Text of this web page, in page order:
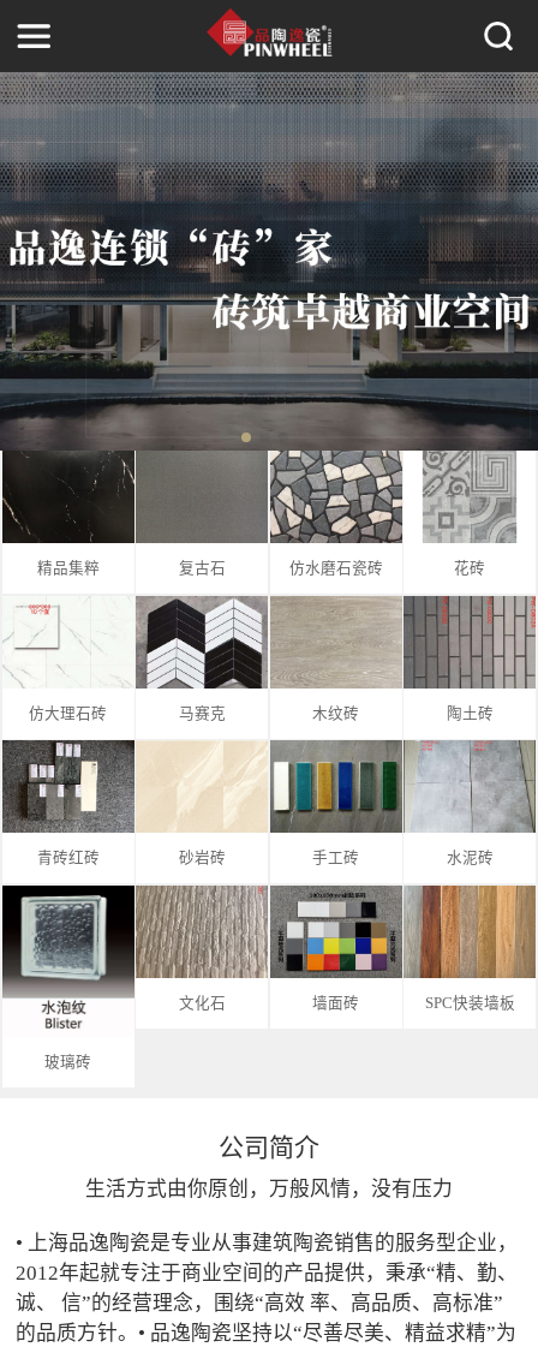
精品集粹 复古石 仿水磨石瓷砖 花砖
仿大理石砖 马赛克 木纹砖 陶土砖
青砖红砖 砂岩砖 手工砖 水泥砖
玻璃砖
文化石 墙面砖 SPC快装墙板
公司简介
生活方式由你原创，万般风情，没有压力
• 上海品逸陶瓷是专业从事建筑陶瓷销售的服务型企业，
2012年起就专注于商业空间的产品提供，秉承“精、勤、
诚、 信”的经营理念，围绕“高效 率、高品质、高标准”
的品质方针。• 品逸陶瓷坚持以“尽善尽美、精益求精”为